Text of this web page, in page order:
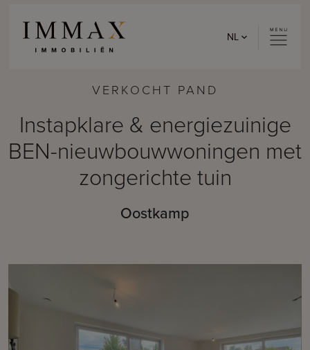
NL
VERKOCHT PAND
Instapklare & energiezuinige
BEN-nieuwbouwwoningen met
zongerichte tuin
Oostkamp